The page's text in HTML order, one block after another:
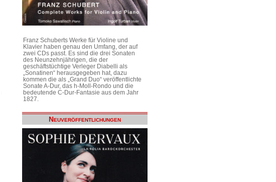
Franz Schuberts Werke für Violine und
Klavier haben genau den Umfang, der auf
zwei CDs passt. Es sind die drei Sonaten
des Neunzehnjährigen, die der
geschäftstüchtige Verleger Diabelli als
„Sonatinen“ herausgegeben hat, dazu
kommen die als „Grand Duo“ veröffentlichte
Sonate A-Dur, das h-Moll-Rondo und die
bedeutende C-Dur-Fantasie aus dem Jahr
1827.
Neuveröffentlichungen